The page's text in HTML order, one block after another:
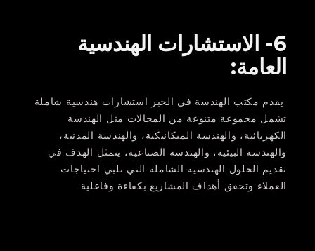
6- الاستشارات الهندسية
العامة:
يقدم مكتب الهندسة في الخبر استشارات هندسية شاملة
تشمل مجموعة متنوعة من المجالات مثل الهندسة
الكهربائية، والهندسة الميكانيكية، والهندسة المدنية،
والهندسة البيئية، والهندسة الصناعية، يتمثل الهدف في
تقديم الحلول الهندسية الشاملة التي تلبي احتياجات
العملاء وتحقق أهداف المشاريع بكفاءة وفاعلية.